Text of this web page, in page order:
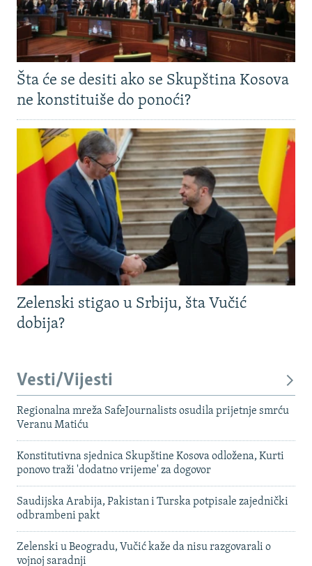
Šta će se desiti ako se Skupština Kosova
ne konstituiše do ponoći?
Zelenski stigao u Srbiju, šta Vučić
dobija?
Vesti/Vijesti
Regionalna mreža SafeJournalists osudila prijetnje smrću
Veranu Matiću
Konstitutivna sjednica Skupštine Kosova odložena, Kurti
ponovo traži 'dodatno vrijeme' za dogovor
Saudijska Arabija, Pakistan i Turska potpisale zajednički
odbrambeni pakt
Zelenski u Beogradu, Vučić kaže da nisu razgovarali o
vojnoj saradnji